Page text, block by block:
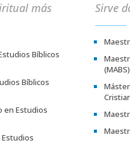
más
Bíblicos
Bíblicos
en Estudios
Sirve
(MABS)